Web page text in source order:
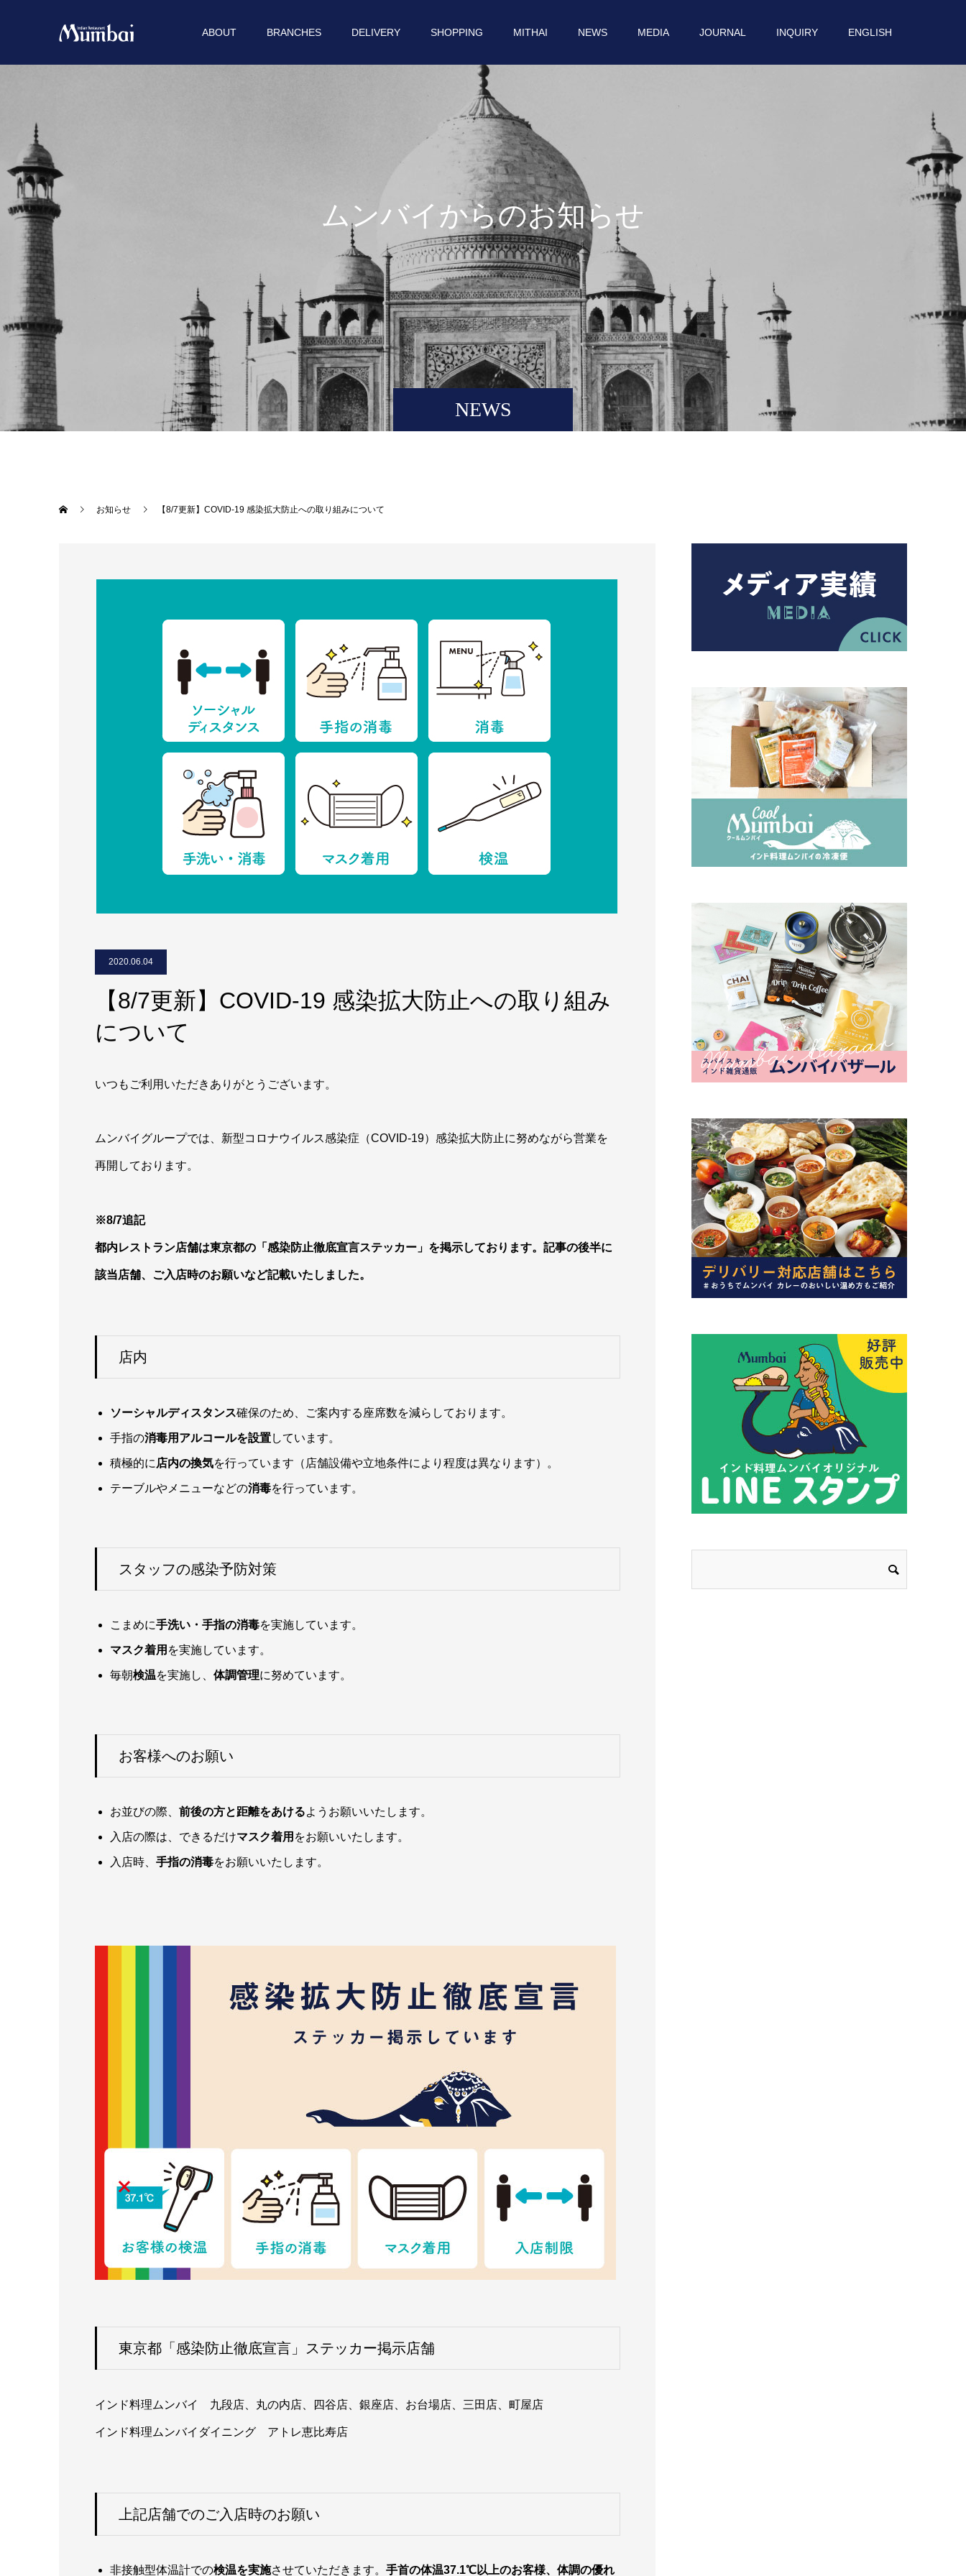
ABOUT BRANCHES DELIVERY SHOPPING MITHAI NEWS MEDIA JOURNAL INQUIRY ENGLISH
NEWS
ムンバイ からのお知らせ
お知らせ 【8/7更新】COVID-19 感染拡大防止への取り組みについて
2020.06.04
【8/7更新】COVID-19 感染拡大防止への取り組み
について
いつもご利用いただきありがとうございます。
ムンバイグループでは、新型コロナウイルス感染症（COVID-19）感染拡大防止に努めながら営業を
再開しております。
※8/7追記
都内レストラン店舗は東京都の「感染防止徹底宣言ステッカー」を掲示しております。記事の後半に
該当店舗、ご入店時のお願いなど記載いたしました。
店内
ソーシャルディスタンス確保のため、ご案内する座席数を減らしております。
手指の消毒用アルコールを設置しています。
積極的に 店内の換気を行っています（店舗設備や立地条件により程度は異なります）。
テーブルやメニューなどの消毒を行っています。
スタッフの感染予防対策
こまめに手洗い・手指の消毒を実施しています。
マスク着用 を実施しています。
毎朝検温を実施し、 体調管理に努めています。
お客様へのお願い
お並びの際、 前後の方と距離をあけるようお願いいたします。
入店の際は、できるだけマスク着用 をお願いいたします。
入店時、 手指の消毒をお願いいたします。
東京都「感染防止徹底宣言」ステッカー掲示店舗
インド料理ムンバイ 九段店、丸の内店、四谷店、銀座店、お台場店、三田店、町屋店
インド料理ムンバイダイニング アトレ恵比寿店
上記店舗でのご入店時のお願い
非接触型体温計での検温を実施させていただきます。 手首の体温37.1℃以上のお客様、体調の優れ